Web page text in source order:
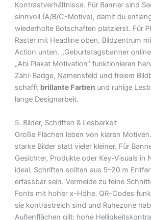
Kontrastverhältnisse. Für Banner sind
sinnvoll (A/B/C-Motive), damit du
wiederholte Botschaften platzierst. Für
Raster mit Headline oben, Bildzentrum
Action unten. „Geburtstagsbanner
„Abi Plakat Motivation“ funktionieren
Zahl-Badge, Namensfeld und freiem
schafft brillante Farben und ruhige
lange Designarbeit.
5. Bilder, Schriften & Lesbarkeit
Große Flächen leben von klaren
starke Bilder statt vieler kleiner. Für
Gesichter, Produkte oder Key-Visuals in
ideal. Schriften sollten aus 5–20 m
erfassbar sein. Vermeide zu feine
Fonts mit hoher x-Höhe. QR-Codes
sie kontrastreich sind und Ruhezone
Außenflächen gilt: hohe